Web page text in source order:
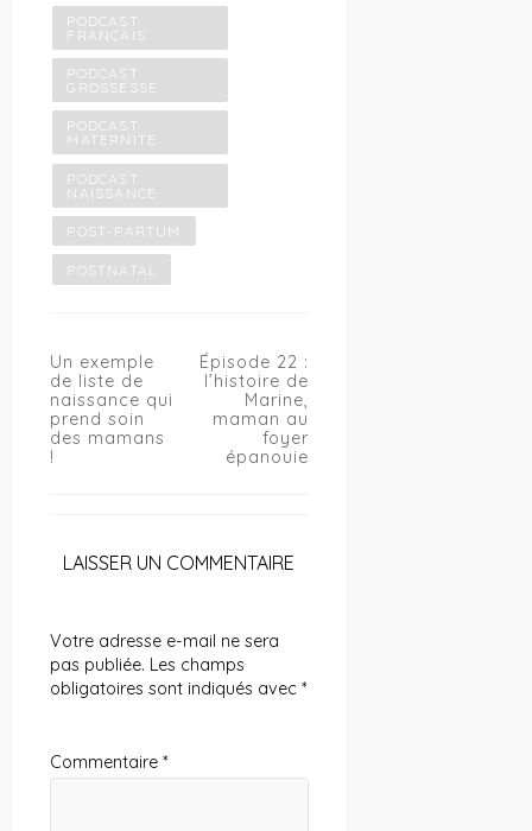
PODCAST
FRANÇAIS
PODCAST
GROSSESSE
PODCAST
MATERNITE
PODCAST
NAISSANCE
POST-PARTUM
POSTNATAL
Navigation
de
l’article
Un exemple
de liste de
naissance qui
prend soin
des mamans
!
Épisode 22 :
l’histoire de
Marine,
maman au
foyer
épanouie
LAISSER UN COMMENTAIRE
Votre adresse e-mail ne sera
pas publiée. Les champs
obligatoires sont indiqués avec *
Commentaire *